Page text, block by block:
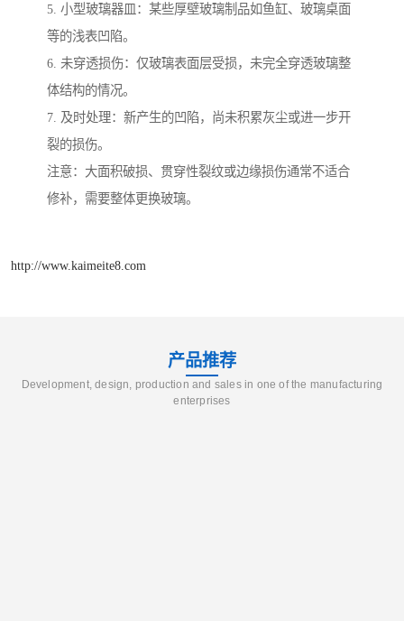
5. 小型玻璃器皿：某些厚壁玻璃制品如鱼缸、玻璃桌面
等的浅表凹陷。
6. 未穿透损伤：仅玻璃表面层受损，未完全穿透玻璃整
体结构的情况。
7. 及时处理：新产生的凹陷，尚未积累灰尘或进一步开
裂的损伤。
注意：大面积破损、贯穿性裂纹或边缘损伤通常不适合
修补，需要整体更换玻璃。
http://www.kaimeite8.com
产品推荐
Development, design, production and sales in one of the manufacturing
enterprises